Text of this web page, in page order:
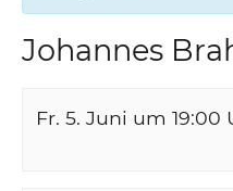
Johannes
Fr. 5. Juni um 19:00